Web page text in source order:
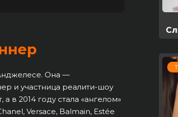
Она —
и участница реалити-шоу
в 2014 году стала «ангелом»
Versace, Balmain, Estée